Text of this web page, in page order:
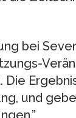
bei
Die
und